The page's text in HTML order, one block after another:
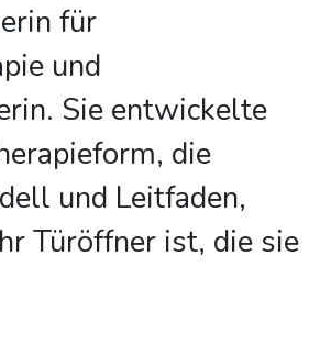
für
und
Sie entwickelte
die
und Leitfaden,
Türöffner ist, die sie